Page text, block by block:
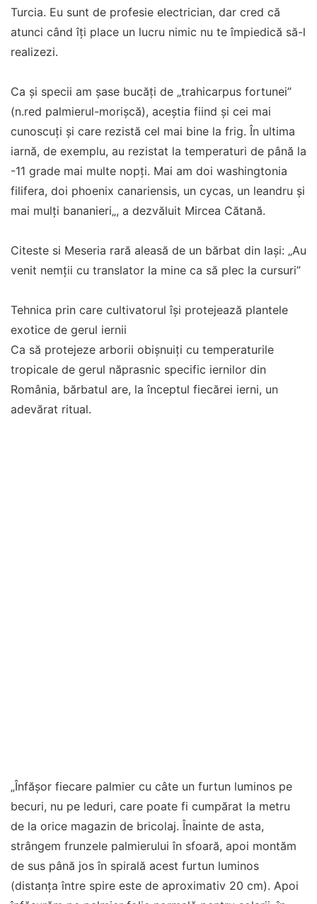
Turcia. Eu sunt de profesie electrician, dar cred că
atunci când îți place un lucru nimic nu te împiedică să-l
realizezi.
Ca și specii am șase bucăți de „trahicarpus fortunei”
(n.red palmierul-morișcă), aceștia fiind și cei mai
cunoscuți și care rezistă cel mai bine la frig. În ultima
iarnă, de exemplu, au rezistat la temperaturi de până la
-11 grade mai multe nopți. Mai am doi washingtonia
filifera, doi phoenix canariensis, un cycas, un leandru și
mai mulți bananieri„, a dezvăluit Mircea Cătană.
Citeste si Meseria rară aleasă de un bărbat din Iași: „Au
venit nemții cu translator la mine ca să plec la cursuri”
Tehnica prin care cultivatorul își protejează plantele
exotice de gerul iernii
Ca să protejeze arborii obișnuiți cu temperaturile
tropicale de gerul năprasnic specific iernilor din
România, bărbatul are, la începtul fiecărei ierni, un
adevărat ritual.
„Înfășor fiecare palmier cu câte un furtun luminos pe
becuri, nu pe leduri, care poate fi cumpărat la metru
de la orice magazin de bricolaj. Înainte de asta,
strângem frunzele palmierului în sfoară, apoi montăm
de sus până jos în spirală acest furtun luminos
(distanța între spire este de aproximativ 20 cm). Apoi